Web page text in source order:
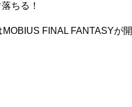
ちる！
FINAL FANTASYが開